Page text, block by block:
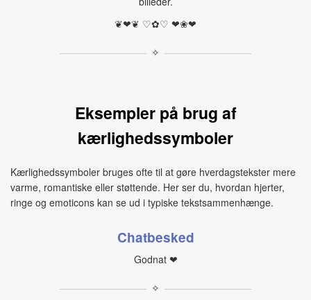
❦❤❦ ♡✿♡ ❤︎❀❤︎
✧
Eksempler på brug af
kærlighedssymboler
Kærlighedssymboler bruges ofte til at gøre hverdagstekster mere
varme, romantiske eller støttende. Her ser du, hvordan hjerter,
ringe og emoticons kan se ud i typiske tekstsammenhænge.
Chatbesked
Godnat ❤
✧